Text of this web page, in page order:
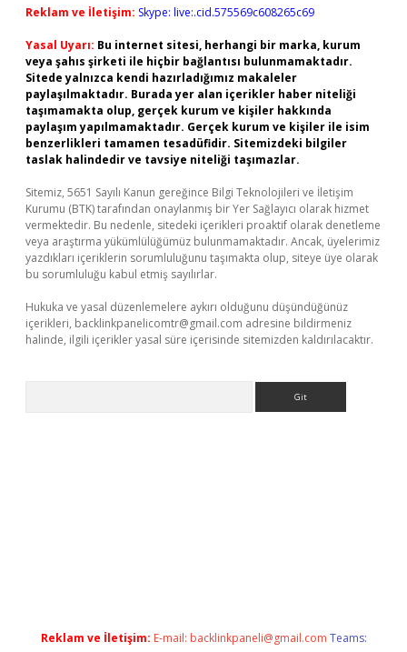
Reklam ve İletişim: Skype: live:.cid.575569c608265c69
Yasal Uyarı: Bu internet sitesi, herhangi bir marka, kurum
veya şahıs şirketi ile hiçbir bağlantısı bulunmamaktadır.
Sitede yalnızca kendi hazırladığımız makaleler
paylaşılmaktadır. Burada yer alan içerikler haber niteliği
taşımamakta olup, gerçek kurum ve kişiler hakkında
paylaşım yapılmamaktadır. Gerçek kurum ve kişiler ile isim
benzerlikleri tamamen tesadüfidir. Sitemizdeki bilgiler
taslak halindedir ve tavsiye niteliği taşımazlar.
Sitemiz, 5651 Sayılı Kanun gereğince Bilgi Teknolojileri ve İletişim
Kurumu (BTK) tarafından onaylanmış bir Yer Sağlayıcı olarak hizmet
vermektedir. Bu nedenle, sitedeki içerikleri proaktif olarak denetleme
veya araştırma yükümlülüğümüz bulunmamaktadır. Ancak, üyelerimiz
yazdıkları içeriklerin sorumluluğunu taşımakta olup, siteye üye olarak
bu sorumluluğu kabul etmiş sayılırlar.
Hukuka ve yasal düzenlemelere aykırı olduğunu düşündüğünüz
içerikleri, backlinkpanelicomtr@gmail.com adresine bildirmeniz
halinde, ilgili içerikler yasal süre içerisinde sitemizden kaldırılacaktır.
Reklam ve İletişim: E-mail: backlinkpaneli@gmail.com Teams: